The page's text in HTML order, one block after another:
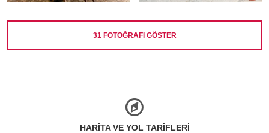
31 FOTOĞRAFI GÖSTER
HARITA VE YOL TARIFLERI